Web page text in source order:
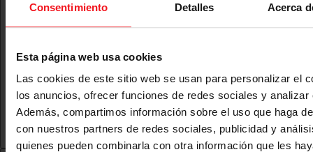
Consentimiento Detalles Acerca
Esta página web usa cookies
Las cookies de este sitio web se usan para personalizar el
los anuncios, ofrecer funciones de redes sociales y analizar
Además, compartimos información sobre el uso que haga
con nuestros partners de redes sociales, publicidad y
quienes pueden combinarla con otra información que les